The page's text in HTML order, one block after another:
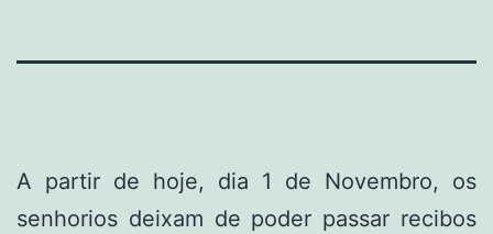
A partir de hoje, dia 1 de Novembro, os
senhorios deixam de poder passar recibos